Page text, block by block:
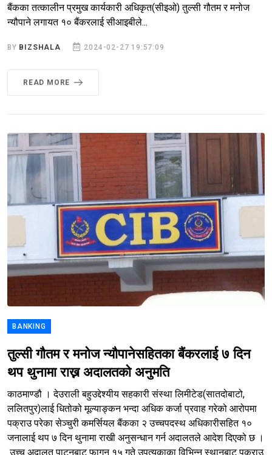
बैंकका तत्कालीन प्रमुख कार्यकारी अधिकृत(सीइओ) तुल्सी गौतम र मनोज
न्यौपाने लगायत १० बैंकरलाई सीआइबीले...
BY BIZSHALA 2024-02-27 19:57:09
READ MORE
BANKING
तुल्सी गौतम र मनोज न्यौपानेसहितका बैंकरलाई ७ दिन
थप थुनामा राख्न अदालतको अनुमति
काठमाण्डौ । देउराली बहुउद्देश्यीय सहकारी संस्था लिमीटेड(सातदोबाटो,
ललितपुर)लाई धितोको मूल्याङ्कन भन्दा अधिक कर्जा प्रवाह गरेको आरोपमा
पक्राउ परेका सेञ्चुरी कमर्सियल बैंकका २ उच्चपदस्थ अधिकारीसहित १०
जनालाई थप ७ दिन थुनामा राखी अनुसन्धान गर्न अदालतले आदेश दिएको छ ।
उच्च अदालत पाटनबाट फागुन १५ गते उपत्यकाका विभिन्न स्थानबाट पक्राउ